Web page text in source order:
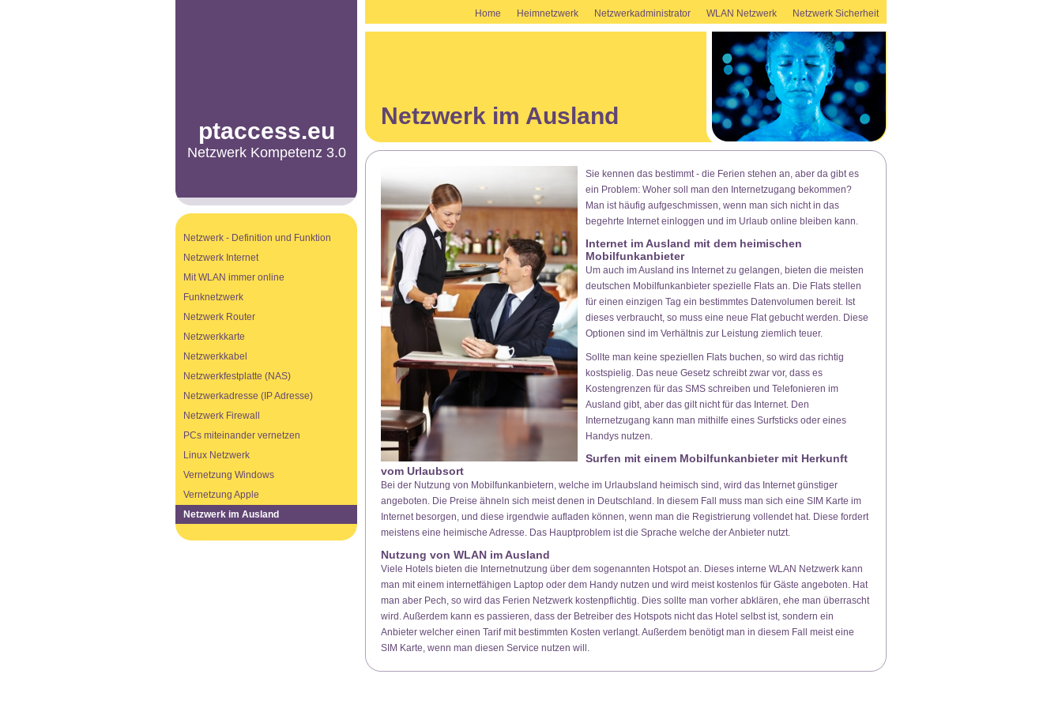
Home Heimnetzwerk Netzwerkadministrator WLAN Netzwerk Netzwerk Sicherheit
ptaccess.eu
Netzwerk Kompetenz 3.0
Netzwerk - Definition und Funktion
Netzwerk Internet
Mit WLAN immer online
Funknetzwerk
Netzwerk Router
Netzwerkkarte
Netzwerkkabel
Netzwerkfestplatte (NAS)
Netzwerkadresse (IP Adresse)
Netzwerk Firewall
PCs miteinander vernetzen
Linux Netzwerk
Vernetzung Windows
Vernetzung Apple
Netzwerk im Ausland
Netzwerk im Ausland
Sie kennen das bestimmt - die Ferien stehen an, aber da gibt es
ein Problem: Woher soll man den Internetzugang bekommen?
Man ist häufig aufgeschmissen, wenn man sich nicht in das
begehrte Internet einloggen und im Urlaub online bleiben kann.
Internet im Ausland mit dem heimischen
Mobilfunkanbieter
Um auch im Ausland ins Internet zu gelangen, bieten die meisten
deutschen Mobilfunkanbieter spezielle Flats an. Die Flats stellen
für einen einzigen Tag ein bestimmtes Datenvolumen bereit. Ist
dieses verbraucht, so muss eine neue Flat gebucht werden. Diese
Optionen sind im Verhältnis zur Leistung ziemlich teuer.
Sollte man keine speziellen Flats buchen, so wird das richtig
kostspielig. Das neue Gesetz schreibt zwar vor, dass es
Kostengrenzen für das SMS schreiben und Telefonieren im
Ausland gibt, aber das gilt nicht für das Internet. Den
Internetzugang kann man mithilfe eines Surfsticks oder eines
Handys nutzen.
Surfen mit einem Mobilfunkanbieter mit Herkunft
vom Urlaubsort
Bei der Nutzung von Mobilfunkanbietern, welche im Urlaubsland heimisch sind, wird das Internet günstiger
angeboten. Die Preise ähneln sich meist denen in Deutschland. In diesem Fall muss man sich eine SIM Karte im
Internet besorgen, und diese irgendwie aufladen können, wenn man die Registrierung vollendet hat. Diese fordert
meistens eine heimische Adresse. Das Hauptproblem ist die Sprache welche der Anbieter nutzt.
Nutzung von WLAN im Ausland
Viele Hotels bieten die Internetnutzung über dem sogenannten Hotspot an. Dieses interne WLAN Netzwerk kann
man mit einem internetfähigen Laptop oder dem Handy nutzen und wird meist kostenlos für Gäste angeboten. Hat
man aber Pech, so wird das Ferien Netzwerk kostenpflichtig. Dies sollte man vorher abklären, ehe man überrascht
wird. Außerdem kann es passieren, dass der Betreiber des Hotspots nicht das Hotel selbst ist, sondern ein
Anbieter welcher einen Tarif mit bestimmten Kosten verlangt. Außerdem benötigt man in diesem Fall meist eine
SIM Karte, wenn man diesen Service nutzen will.